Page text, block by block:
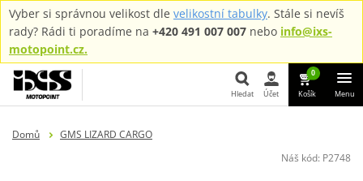
Vyber si správnou velikost dle velikostní tabulky. Stále si nevíš
rady? Rádi ti poradíme na +420 491 007 007 nebo info@ixs-
motopoint.cz.
Hledat Účet
0
Košík Menu
Domů
GMS LIZARD CARGO
Náš kód: P2748